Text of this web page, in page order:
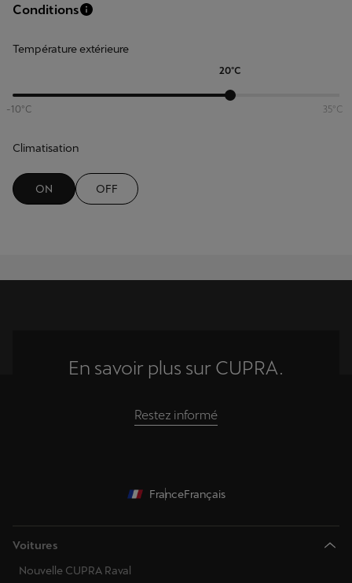
Conditions
Température extérieure
-10ºC 35ºC
20ºC
Climatisation
ON OFF
En savoir plus sur CUPRA.
Restez informé
FranceFrançais
Voitures
Nouvelle CUPRA Raval